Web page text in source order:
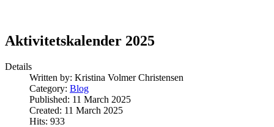
Aktivitetskalender 2025
Details
Written by: Kristina Volmer Christensen
Category: Blog
Published: 11 March 2025
Created: 11 March 2025
Hits: 933